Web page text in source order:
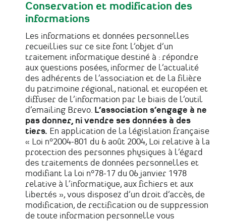
Conservation et modification des
informations
Les informations et données personnelles
recueillies sur ce site font l’objet d’un
traitement informatique destiné à : répondre
aux questions posées, informer de l’actualité
des adhérents de l’association et de la filière
du patrimoine régional, national et européen et
diffuser de l’information par le biais de l’outil
d’emailing Brevo. L’association s’engage à ne
pas donner, ni vendre ses données à des
tiers. En application de la législation française
« Loi n°2004-801 du 6 août 2004, Loi relative à la
protection des personnes physiques à l’égard
des traitements de données personnelles et
modifiant la loi n°78-17 du 06 janvier 1978
relative à l’informatique, aux fichiers et aux
libertés », vous disposez d’un droit d’accès, de
modification, de rectification ou de suppression
de toute information personnelle vous